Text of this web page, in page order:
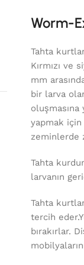
Worm-
Tahta
Kırmızı ve
mm
bir larva
yapmak için
zeminlerde
Tahta
larvanın
Tahta
tercih
bırakırlar.